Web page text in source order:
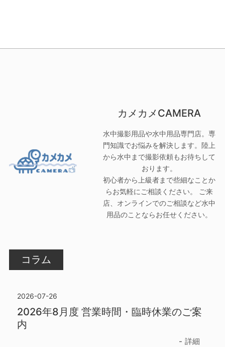
カメカメCAMERA
水中撮影用品や水中用品専門店。専
門知識でお悩みを解決します。陸上
から水中まで撮影依頼もお待ちして
おります。
初心者から上級者まで些細なことか
らお気軽にご相談ください。 ご来
店、オンラインでのご相談など水中
用品のことならお任せください。
コラム
2026-07-26
2026年8月度 営業時間・臨時休業のご案
内
詳細